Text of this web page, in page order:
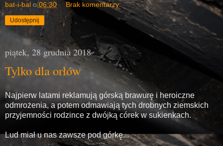
bat-i-bal o06:30 Brak komentarzy:
Udostępnij
piątek, 28 grudnia 2018
Tylko dla orłów
Najpierw latami reklamują górską brawurę i heroiczne
odmrożenia, a potem odmawiają tych drobnych ziemskich
przyjemności rodzince z dwójką córek w sukienkach.
Lud miał u nas zawsze pod górkę...